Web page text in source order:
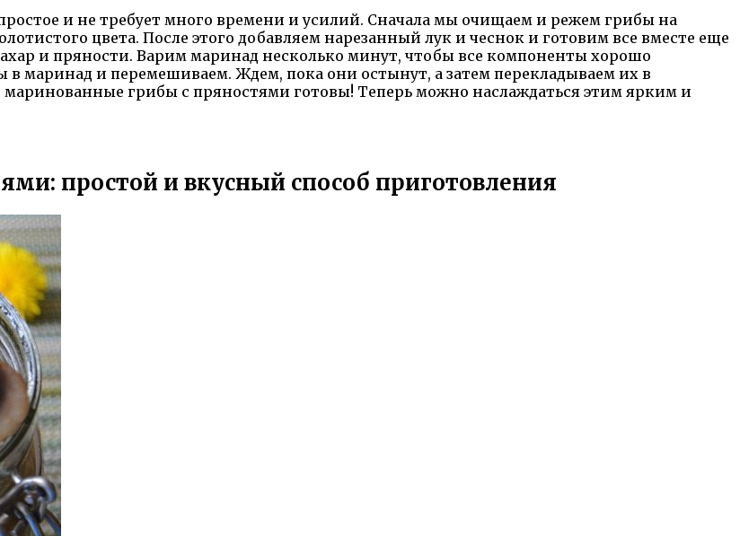
и не требует много времени и усилий. Сначала мы очищаем и режем грибы на
цвета. После этого добавляем нарезанный лук и чеснок и готовим все вместе еще
и пряности. Варим маринад несколько минут, чтобы все компоненты хорошо
в маринад и перемешиваем. Ждем, пока они остынут, а затем перекладываем их в
грибы с пряностями готовы! Теперь можно наслаждаться этим ярким и
простой и вкусный способ приготовления